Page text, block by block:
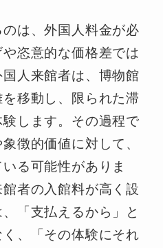
は、外国人料金が必
恣意的な価格差では
人来館者は、博物館
移動し、限られた滞
します。その過程で
徴的価値に対して、
る可能性がありま
者の入館料が高く設
「支払えるから」と
、「その体験にそれ